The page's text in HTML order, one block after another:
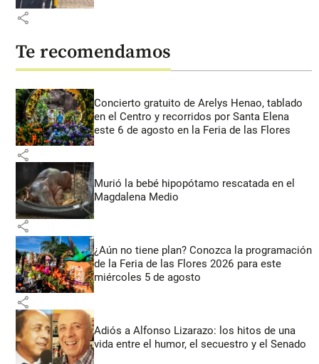
share
Te recomendamos
Concierto gratuito de Arelys Henao, tablado
en el Centro y recorridos por Santa Elena
este 6 de agosto en la Feria de las Flores
share
Murió la bebé hipopótamo rescatada en el
Magdalena Medio
share
¿Aún no tiene plan? Conozca la programación
de la Feria de las Flores 2026 para este
miércoles 5 de agosto
share
Adiós a Alfonso Lizarazo: los hitos de una
vida entre el humor, el secuestro y el Senado